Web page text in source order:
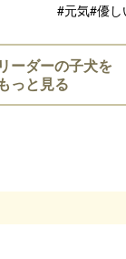
#元気#優し
ーダーの子犬を
もっと見る